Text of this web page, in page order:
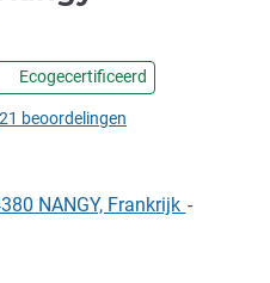
Ecogecertificeerd
beoordelingen
NANGY, Frankrijk -